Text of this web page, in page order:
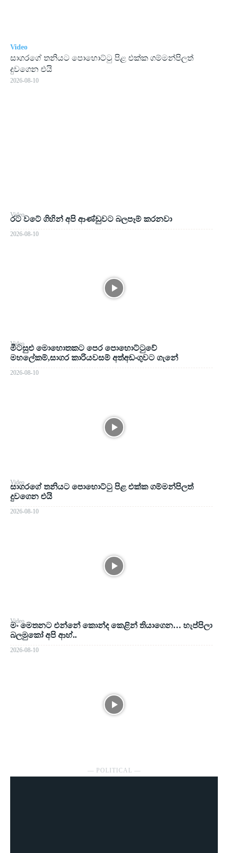
Video
රට වටේ ගිහින් අපි ආණ්ඩුවට බලපෑම් කරනවා
2026-08-10
Video
මීටසුළු මොහොතකට පෙර පොහොට්ටුවේ
මහලේකම්,සාගර කාරියවසම් අත්අඩංගුවට ගැනේ
2026-08-10
Video
සාගරගේ තනියට පොහොට්ටු පිළ එක්ක ගම්මන්පිලත්
දුවගෙන එයි
2026-08-10
Video
මං මෙතනට එන්නේ කොන්ද කෙළින් තියාගෙන… හැප්පිලා
බලමුකෝ අපි ආහ්..
2026-08-10
― POLITICAL ―
Video
සාගරගේ තනියට පොහොට්ටු පිළ එක්ක ගම්මන්පිලත්
දුවගෙන එයි
2026-08-10